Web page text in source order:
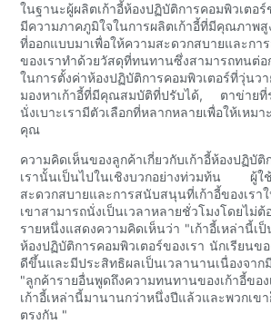
ในฐานะผู้ผลิตเก้าอี้ห้องปฏิบัติการคอมพิวเตอ
มีความภาคภูมิใจในการผลิตเก้าอี้ที่มีคุณภาพ
ที่ออกแบบมาเพื่อให้ความสะดวกสบายและก
ของเราทำด้วยวัสดุที่ทนทานซึ่งสามารถทนต่อ
ในการตั้งค่าห้องปฏิบัติการคอมพิวเตอร์ที่วุ่น
มองหาเก้าอี้ที่มีคุณสมบัติที่ปรับได้, ตาข่ายที่
นั่งเบาะเรามีตัวเลือกที่หลากหลายเพื่อให้เหม
คุณ
ความคิดเห็นของลูกค้าเกี่ยวกับเก้าอี้ห้องปฏิบัติ
เรานั้นเป็นไปในเชิงบวกอย่างท่วมท้น ผู้ใ
สะดวกสบายและการสนับสนุนที่เก้าอี้ของเรา
เขาสามารถนั่งเป็นเวลาหลายชั่วโมงโดยไม่
รายหนึ่งแสดงความคิดเห็นว่า "เก้าอี้เหล่านี้เ
ห้องปฏิบัติการคอมพิวเตอร์ของเรา นักเรียนข
ดีขึ้นและมีประสิทธิผลเป็นเวลานานเนื่องจาก
"ลูกค้ารายอื่นพูดถึงความทนทานของเก้าอี้ขอ
เก้าอี้เหล่านี้มานานกว่าหนึ่งปีแล้วและพวกเ
ตรงกัน "